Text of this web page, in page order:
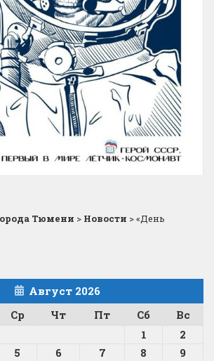
Тюмени > Новости >«День
Август 2026
Ср Чт Пт Сб
Вс
1
2
5 6 7 8
9